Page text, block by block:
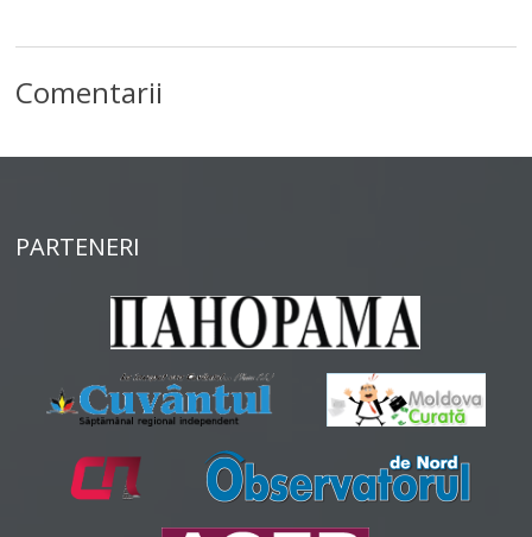
Comentarii
PARTENERI